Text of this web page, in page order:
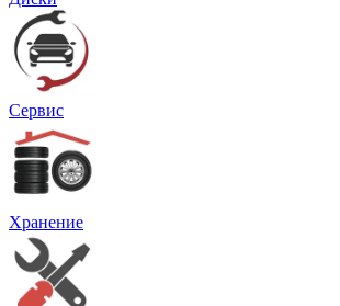
Сервис
Хранение